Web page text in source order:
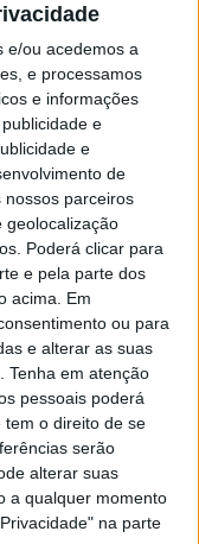
e/ou acedemos a
e processamos
e informações
e
e
de
nossos parceiros
geolocalização
Poderá clicar para
e pela parte dos
acima. Em
ou para
e alterar as suas
Tenha em atenção
pessoais poderá
tem o direito de se
serão
alterar suas
a qualquer momento
na parte
e já trabalha às
de novidades
aos defesas
Rodrigo
Diária – 96.8